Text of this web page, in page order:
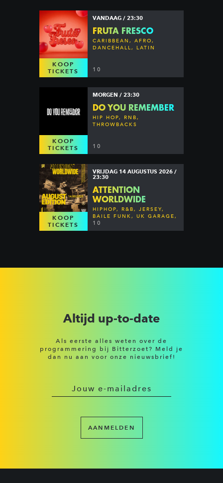
KOOP
TICKETS
VANDAAG / 23:30
FRUTA FRESCO
CARIBBEAN, AFRO,
DANCEHALL, LATIN
10
KOOP
TICKETS
MORGEN / 23:30
DO YOU REMEMBER
HIP HOP, RNB,
THROWBACKS
10
KOOP
TICKETS
VRIJDAG 14 AUGUSTUS 2026 /
23:30
ATTENTION
WORLDWIDE
HIPHOP, R&B, JERSEY,
BAILE FUNK, UK GARAGE,
DANCEHALL & MORE
10
Altijd up-to-date
Als eerste alles weten over de
programmering bij Bitterzoet? Meld je
dan nu aan voor onze nieuwsbrief!
AANMELDEN